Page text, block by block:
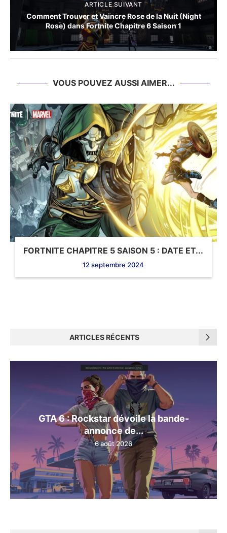
ARTICLE SUIVANT
Comment Trouver et Vaincre Rose de la Nuit (Night
Rose) dans Fortnite Chapitre 6 Saison 1
VOUS POUVEZ AUSSI AIMER...
FORTNITE CHAPITRE 5 SAISON 5 : DATE ET...
12 septembre 2024
ARTICLES RÉCENTS
GTA 6 : Rockstar dévoile la bande-
annonce de...
6 août 2026